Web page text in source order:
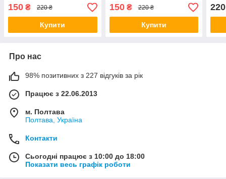
150 ₴ 220 ₴
Купити
150₴ 220 ₴
Купити
220
Про нас
98% позитивних з 227 відгуків за рік
Працює з 22.06.2013
м. Полтава
Полтава, Україна
Контакти
Сьогодні працює з 10:00 до 18:00
Показати весь графік роботи